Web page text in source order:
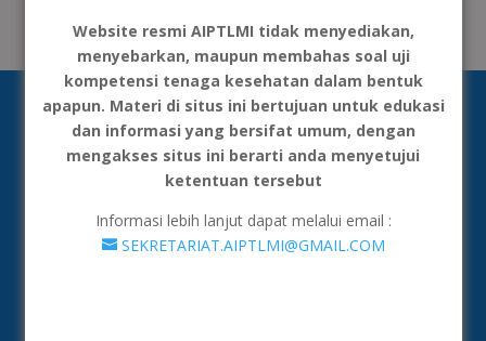
Website resmi AIPTLMI tidak menyediakan,
menyebarkan, maupun membahas soal uji
kompetensi tenaga kesehatan dalam bentuk
apapun. Materi di situs ini bertujuan untuk edukasi
dan informasi yang bersifat umum, dengan
mengakses situs ini berarti anda menyetujui
ketentuan tersebut
Informasi lebih lanjut dapat melalui email :
SEKRETARIAT.AIPTLMI@GMAIL.COM